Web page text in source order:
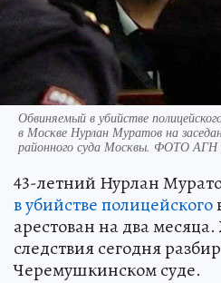
Обвиняемый в убийстве
в Москве Нурлан Муратов на
районного суда Москвы. ФОТО
43-летний Нурлан
в убийстве полицейского
арестован на два
следствия сегодня
Черемушкинском суде.